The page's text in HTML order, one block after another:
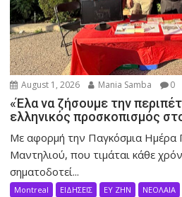
August 1, 2026 Mania Samba 0
«Έλα να ζήσουμε την
ελληνικός προσκοπισμός
Με αφορμή την Παγκόσμια Ημέρα
Μαντηλιού, που τιμάται κάθε
σηματοδοτεί...
Montreal ΕΙΔΗΣΕΙΣ ΕΥ ΖΗΝ ΝΕΟΛΑΙΑ